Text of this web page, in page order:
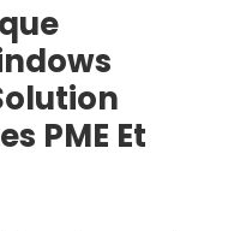
PME Et